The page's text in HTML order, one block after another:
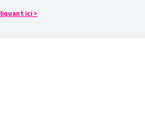
ici >